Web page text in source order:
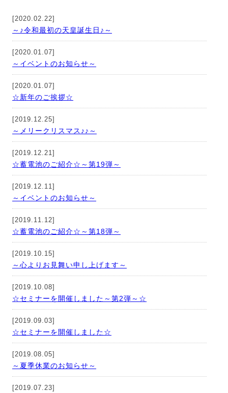
[2020.02.22]
～♪令和最初の天皇誕生日♪～
[2020.01.07]
～イベントのお知らせ～
[2020.01.07]
☆新年のご挨拶☆
[2019.12.25]
～メリークリスマス♪♪～
[2019.12.21]
☆蓄電池のご紹介☆～第19弾～
[2019.12.11]
～イベントのお知らせ～
[2019.11.12]
☆蓄電池のご紹介☆～第18弾～
[2019.10.15]
～心よりお見舞い申し上げます～
[2019.10.08]
☆セミナーを開催しました～第2弾～☆
[2019.09.03]
☆セミナーを開催しました☆
[2019.08.05]
～夏季休業のお知らせ～
[2019.07.23]